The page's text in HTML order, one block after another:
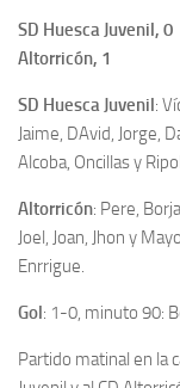
SD Huesca Juvenil, 0
Altorricón, 1
SD Huesca Juvenil:
Jaime, DAvid, Jorge,
Alcoba, Oncillas y Ripol.
Altorricón: Pere,
Joel, Joan, Jhon y
Enrrigue.
Gol: 1-0, minuto 90:
Partido matinal en la